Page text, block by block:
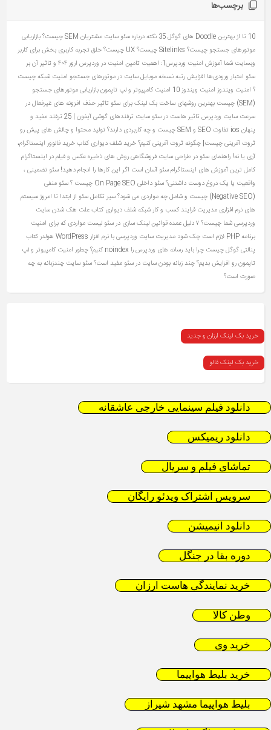
برچسب‌ها
10 تا از بهترین Doodle های گوگل 35 نکته درباره سئو سایت مشتریان
SEM چیست؟ بازاریابی
موتورهای جستجو چیست؟ Sitelinks چیست؟
UX چیست؟ خلق تجربه کاربری بخش برای کاربر
وبسایت شما آموزش امنیت وردپرس1: اهمیت تامین امنیت در وردپرس
ارور ۴۰۴ و تاثیر آن بر
سئو اعتبار ورودی‌ها افزایش رتبه نسخه موبایل سایت در موتورهای جستجو امنیت شبکه چیست
؟ امنیت ویندوز امنیت ویندوز 10 امنیت کامپیوتر و لپ تاپمونبازاریابی موتورهای جستجو
(SEM) چیست
بهترین روشهای ساخت بک لینک برای سئو تاثیر حذف افزونه های غیرفعال در
سرعت سایت وردپرس تاثیر هاست در سئو سایت
ترفندهای گوشی آیفون | 25 ترفند مفید و
پنهان ios
تفاوت SEO و SEM چیست و چه کاربردی دارند؟
تولید محتوا و چالش های پیش رو
ثروت آفرینی چیست| چگونه ثروت آفرینی کنیم؟خرید شلف دیواری کتابخرید فالوور اینستاگرام،
آری یا نه! راهنمای سئو در طراحی سایت فروشگاهیروش های ذخیره عکس و فیلم در اینستاگرام
کامل ترین آموزش های اینستاگرامسئو آسان است اگر این کارها را انجام دهید! سئو تضمینی ،
واقعیت یا یک دروغ دوست‌ داشتنی؟سئو داخلی On Page SEO چیست ؟
سئو منفی
(Negative SEO) چیست و شامل چه مواردی می شود؟
سیر تکامل سئو از ابتدا تا امروز سیستم
های نرم افزاری مدیریت فرایند کسب و کار شبکهشلف دیواری کتابعلت هک شدن سایت
وردپرسی شما چیست؟ ۷ دلیل عمده
قوانین لینک سازی در سئو لیست مواردی که برای امنیت
برنامه PHP لازم است چک شود
مدیریت سایت وردپرسی با نرم افزار WordPress
هولدر کتاب
پنالتی گوگل چیست چرا باید رسانه های وردپرس را noindex کنیم؟
چطور امنیت کامپیوتر و لپ
تاپمون رو افزایش بدیم؟چند زبانه بودن سایت در سئو مفید است؟ سئو سایت چندزبانه به چه
صورت است؟
خرید بک لینک ارزان و جدید
خرید بک لینک فالو
دانلود فیلم سینمایی خارجی عاشقانه
دانلود ریمیکس
تماشای فیلم و سریال
سرویس اشتراک ویدئو رایگان
دانلود انیمیشن
دوره بقا در جنگل
خرید نمایندگی هاست ارزان
وطن کالا
خرید وی
خرید بلیط هواپیما
بلیط هواپیما مشهد شیراز